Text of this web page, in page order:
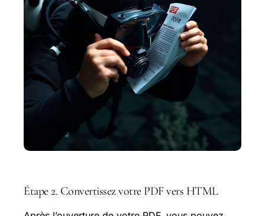
Étape 2. Convertissez votre PDF vers HTML